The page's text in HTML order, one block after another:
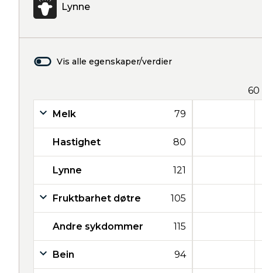
Lynne
Vis alle egenskaper/verdier
60
Melk 79
Hastighet 80
Lynne 121
Fruktbarhet døtre 105
Andre sykdommer 115
Bein 94